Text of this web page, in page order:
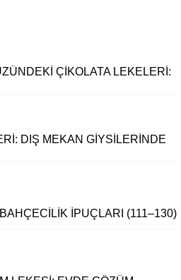
ÇIKOLATA LEKELERI:
DIŞ MEKAN GIYSILERINDE
İPUÇLARI (111–130)